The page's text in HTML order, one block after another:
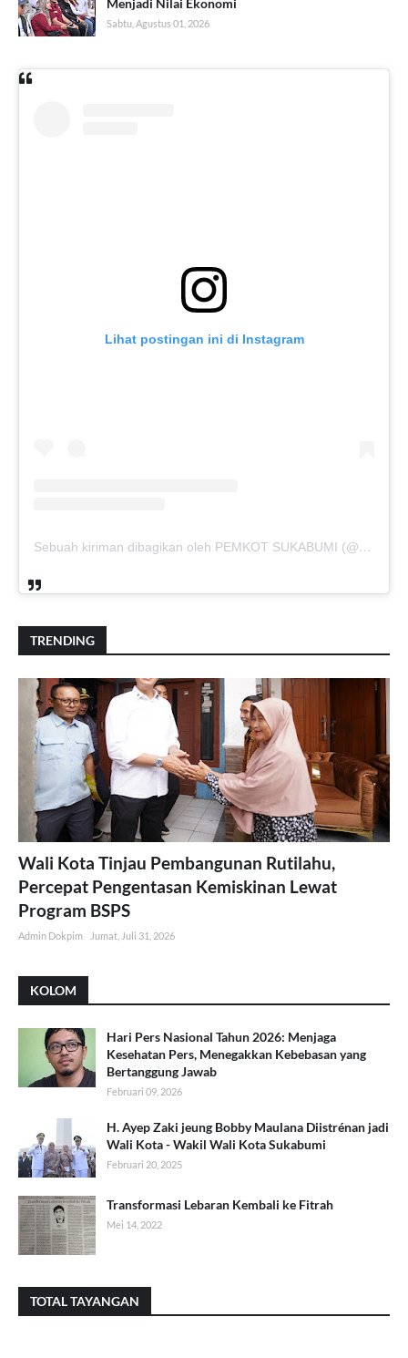
Menjadi Nilai Ekonomi
Sabtu, Agustus 01, 2026
Lihat postingan ini di Instagram
Sebuah kiriman dibagikan oleh PEMKOT SUKABUMI (@pemkotsukabumi_)
TRENDING
Wali Kota Tinjau Pembangunan Rutilahu,
Percepat Pengentasan Kemiskinan Lewat
Program BSPS
Admin Dokpim Jumat, Juli 31, 2026
KOLOM
Hari Pers Nasional Tahun 2026: Menjaga
Kesehatan Pers, Menegakkan Kebebasan yang
Bertanggung Jawab
Februari 09, 2026
H. Ayep Zaki jeung Bobby Maulana Diistrénan jadi
Wali Kota - Wakil Wali Kota Sukabumi
Februari 20, 2025
Transformasi Lebaran Kembali ke Fitrah
Mei 14, 2022
TOTAL TAYANGAN